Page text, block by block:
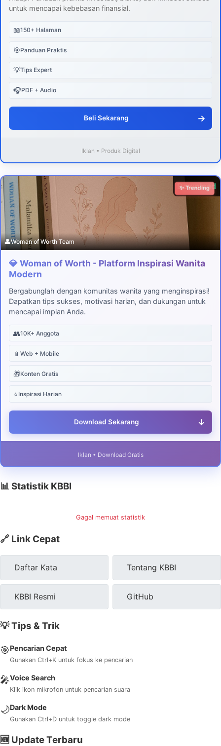
untuk mencapai kebebasan finansial.
📖150+ Halaman
🎯Panduan Praktis
💡Tips Expert
🎧PDF + Audio
Beli Sekarang →
Iklan • Produk Digital
Download
✨ Trending
👤Woman of Worth Team
💎 Woman of Worth - Platform Inspirasi Wanita
Modern
Bergabunglah dengan komunitas wanita yang menginspirasi!
Dapatkan tips sukses, motivasi harian, dan dukungan untuk
mencapai impian Anda.
👥10K+ Anggota
📱 Web + Mobile
🎁Konten Gratis
⭐Inspirasi Harian
Download Sekarang ↓
Iklan • Download Gratis
📊 Statistik KBBI
Gagal memuat statistik
🔗 Link Cepat
Daftar Kata Tentang KBBI
KBBI Resmi GitHub
💡 Tips & Trik
🎯Pencarian Cepat
Gunakan Ctrl+K untuk fokus ke pencarian
🎤Voice Search
Klik ikon mikrofon untuk pencarian suara
🌙Dark Mode
Gunakan Ctrl+D untuk toggle dark mode
🆕 Update Terbaru